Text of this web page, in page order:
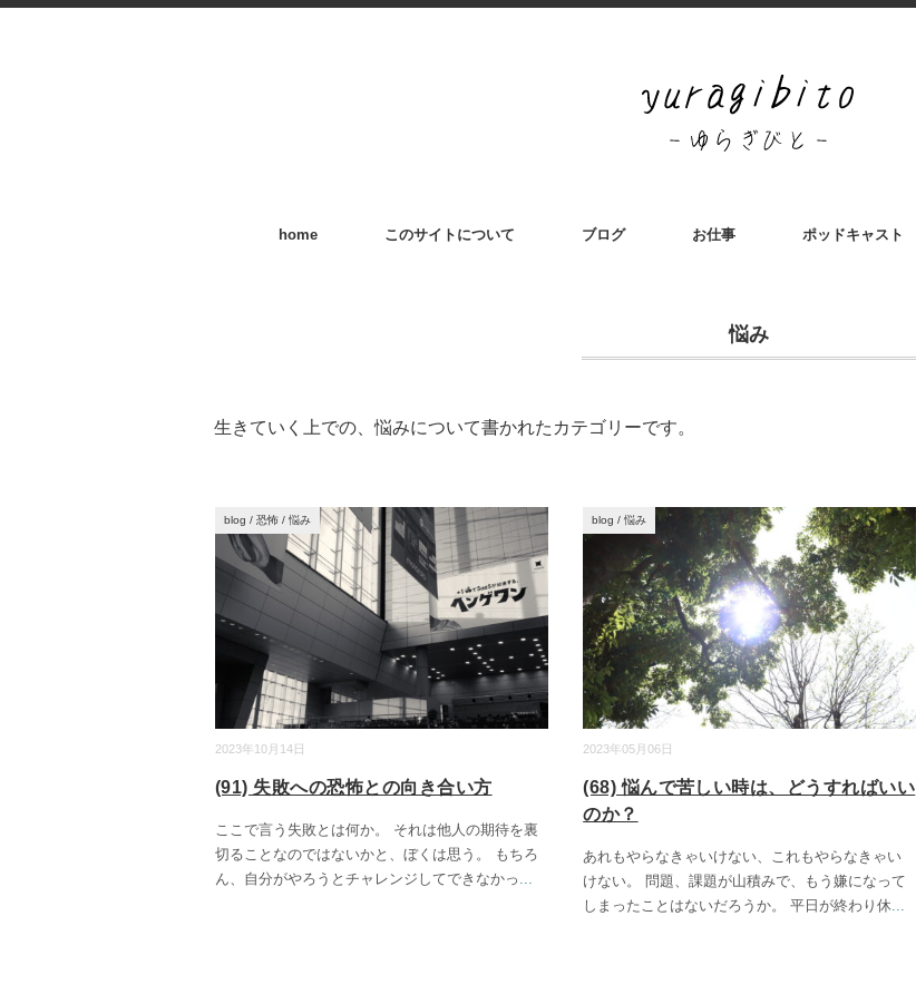
home このサイトについて ブログ お仕事 ポッドキャスト
悩み
生きていく上での、悩みについて書かれたカテゴリーです。
2023年10月14日
blog / 恐怖/ 悩み
(91) 失敗への恐怖との向き合い方
ここで言う失敗とは何か。 それは他人の期待を裏
切ることなのではないかと、ぼくは思う。 もちろ
ん、自分がやろうとチャレンジしてできなかっ ...
2023年05月06日
blog /悩み
(68) 悩んで苦しい時は、どうすればいい
のか？
あれもやらなきゃいけない、これもやらなきゃい
けない。 問題、課題が山積みで、もう嫌になって
しまったことはないだろうか。 平日が終わり休...